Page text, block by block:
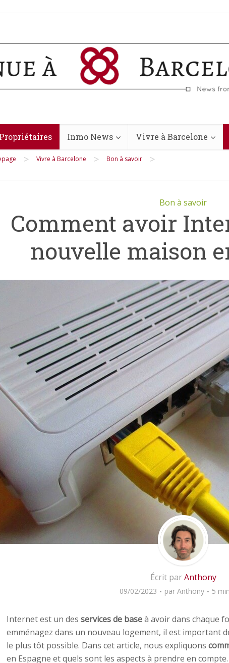
Propriétaires Inmo News Vivre à Barcelone
> Vivre à Barcelone > Bon à savoir >
Bon à savoir
Comment avoir
nouvelle maison
Écrit parAnthony
09/02/2023 par Anthony 5
Internet est un des services de baseà avoir dans chaque
emménagez dans un nouveau logement, il est important
le plus tôt possible. Dans cet article, nous expliquons
en Espagne et quels sont les aspects à prendre en compte.